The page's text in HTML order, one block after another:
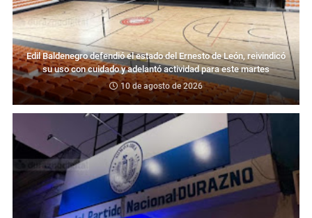
Edil Baldenegro defendió el estado del Ernesto de León, reivindicó
su uso con cuidado y adelantó actividad para este martes
10 de agosto de 2026